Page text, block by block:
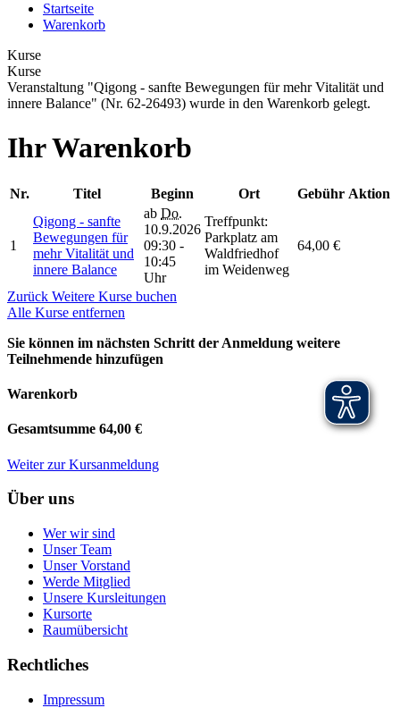
Startseite
Warenkorb
Kurse
Kurse
Veranstaltung "Qigong - sanfte Bewegungen für mehr Vitalität und
innere Balance" (Nr. 62-26493) wurde in den Warenkorb gelegt.
Ihr Warenkorb
Nr. Titel Beginn Ort Gebühr Aktion
1
Qigong - sanfte
Bewegungen für
mehr Vitalität und
innere Balance
ab Do.
10.9.2026
09:30 -
10:45
Uhr
Treffpunkt:
Parkplatz am
Waldfriedhof
im Weidenweg
64,00 €
Zurück Weitere Kurse buchen
Alle Kurse entfernen
Sie können im nächsten Schritt der Anmeldung weitere
Teilnehmende hinzufügen
Warenkorb
Gesamtsumme 64,00 €
Weiter zur Kursanmeldung
Über uns
Wer wir sind
Unser Team
Unser Vorstand
Werde Mitglied
Unsere Kursleitungen
Kursorte
Raumübersicht
Rechtliches
Impressum